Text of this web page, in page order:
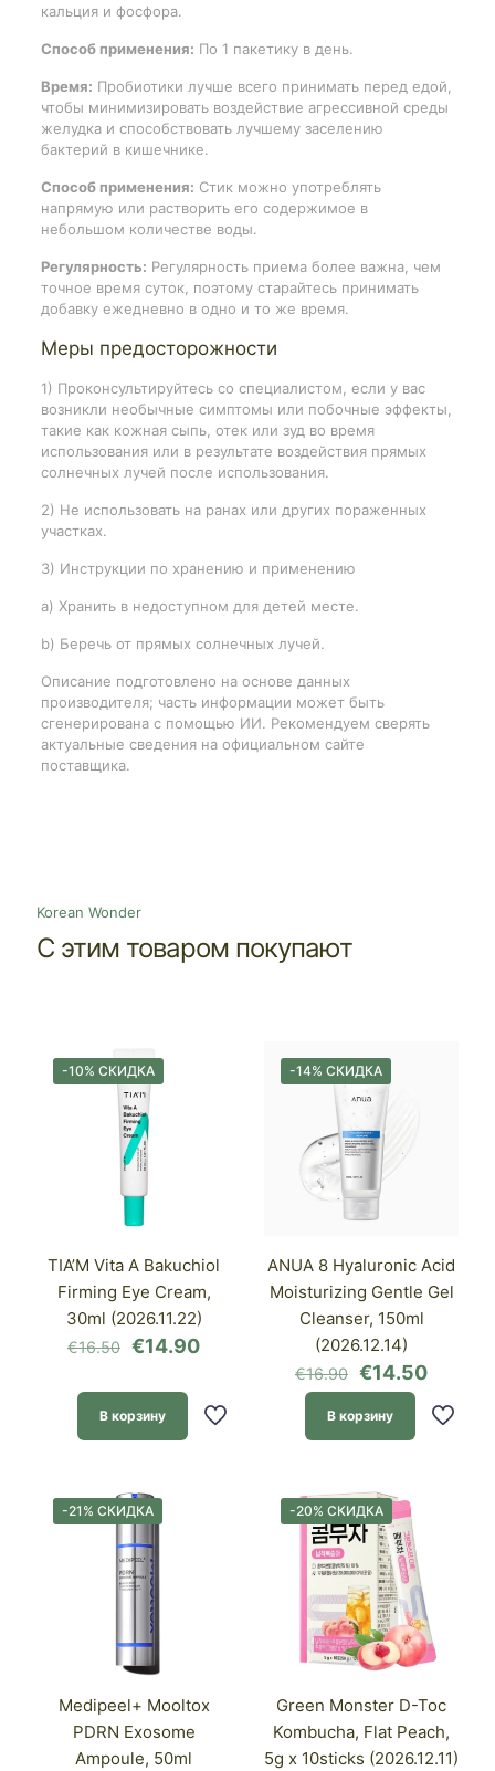
кальция и фосфора.
Способ применения: По 1 пакетику в день.
Время: Пробиотики лучше всего принимать перед едой,
чтобы минимизировать воздействие агрессивной среды
желудка и способствовать лучшему заселению
бактерий в кишечнике.
Способ применения: Стик можно употреблять
напрямую или растворить его содержимое в
небольшом количестве воды.
Регулярность: Регулярность приема более важна, чем
точное время суток, поэтому старайтесь принимать
добавку ежедневно в одно и то же время.
Меры предосторожности
1) Проконсультируйтесь со специалистом, если у вас
возникли необычные симптомы или побочные эффекты,
такие как кожная сыпь, отек или зуд во время
использования или в результате воздействия прямых
солнечных лучей после использования.
2) Не использовать на ранах или других пораженных
участках.
3) Инструкции по хранению и применению
a) Хранить в недоступном для детей месте.
b) Беречь от прямых солнечных лучей.
Описание подготовлено на основе данных
производителя; часть информации может быть
сгенерирована с помощью ИИ. Рекомендуем сверять
актуальные сведения на официальном сайте
поставщика.
Korean Wonder
С этим товаром покупают
-10% СКИДКА
TIA’M Vita A Bakuchiol
Firming Eye Cream,
30ml (2026.11.22)
€16.50 Первоначальная
составляла
€16.50.
€14.90Текущая
В корзину
-14% СКИДКА
ANUA 8 Hyaluronic Acid
Moisturizing Gentle Gel
Cleanser, 150ml
(2026.12.14)
€16.90
цена
составляла
€16.90.
€14.50
€14.50.
В корзину
-21% СКИДКА
Medipeel+ Mooltox
PDRN Exosome
Ampoule, 50ml
-20% СКИДКА
Green Monster D-Toc
Kombucha, Flat Peach,
5g x 10sticks (2026.12.11)